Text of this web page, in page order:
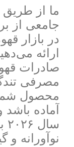
ما از
جامعی از
در بازار
ارائه
صادرات
مصرفی
محصول شما
آماده
نوآورانه و